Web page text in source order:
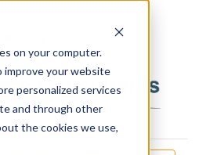
on your computer.
improve your website
personalized services
and through other
the cookies we use,